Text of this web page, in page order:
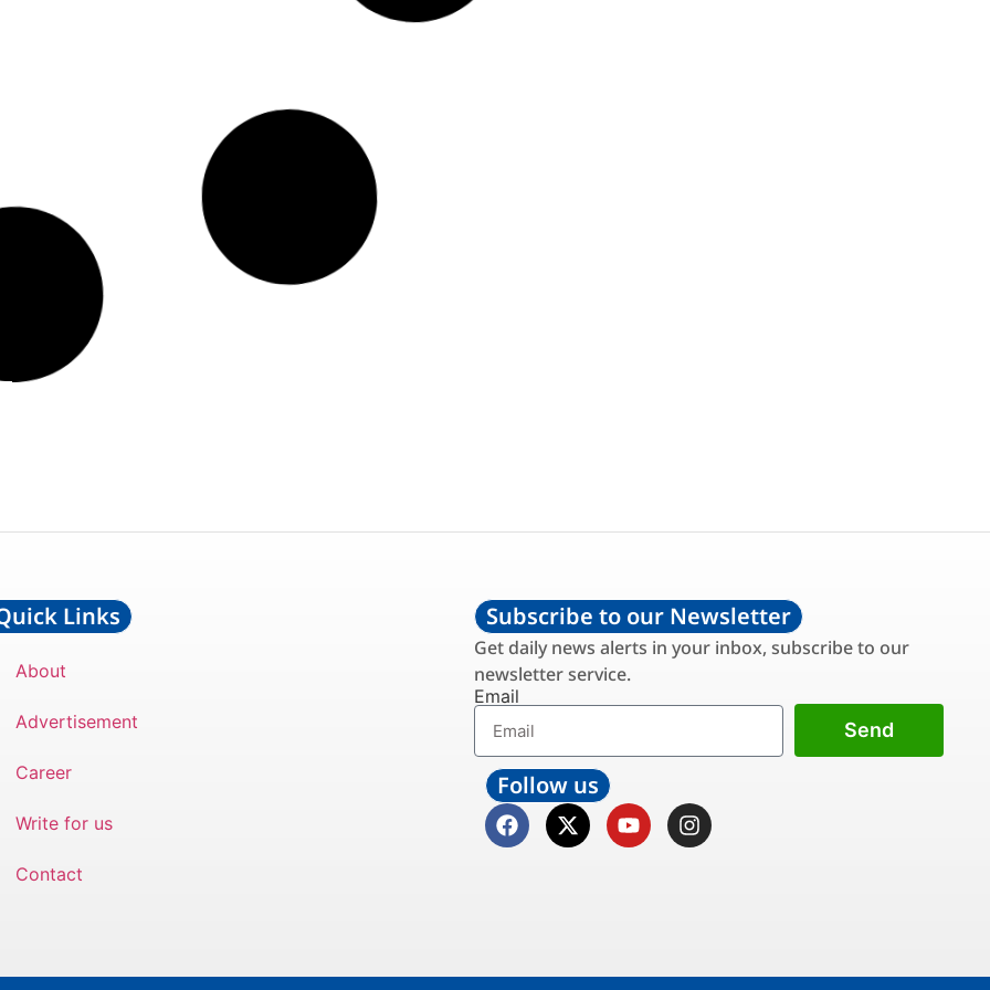
पवले
2, 2024
Google उपयोगकर्ता के मांग पूरा कइलस,
ले आईल threat intelligence AI,
साइबर हमला प ‘ब्रेक’ लगाई
May 15, 2024
Read More »
6, 2024